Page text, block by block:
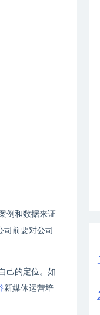
例和数据来证
司前要对公司
己的定位。如
新媒体运营培